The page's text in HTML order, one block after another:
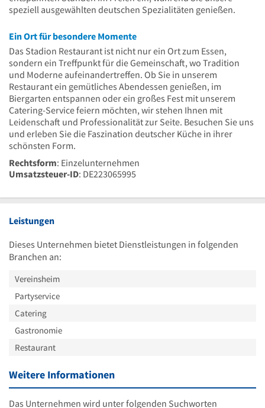
speziell ausgewählten deutschen Spezialitäten genießen.
Ein Ort für besondere Momente
Das Stadion Restaurant ist nicht nur ein Ort zum Essen,
sondern ein Treffpunkt für die Gemeinschaft, wo Tradition
und Moderne aufeinandertreffen. Ob Sie in unserem
Restaurant ein gemütliches Abendessen genießen, im
Biergarten entspannen oder ein großes Fest mit unserem
Catering-Service feiern möchten, wir stehen Ihnen mit
Leidenschaft und Professionalität zur Seite. Besuchen Sie uns
und erleben Sie die Faszination deutscher Küche in ihrer
schönsten Form.
Rechtsform: Einzelunternehmen
Umsatzsteuer-ID: DE223065995
Leistungen
Dieses Unternehmen bietet Dienstleistungen in folgenden
Branchen an:
Vereinsheim
Partyservice
Catering
Gastronomie
Restaurant
Weitere Informationen
Das Unternehmen wird unter folgenden Suchworten